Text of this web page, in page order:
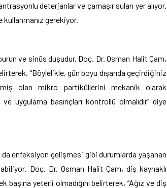
deterjanlar ve çamaşır suları yer alıyor.
gerekiyor.
ve sinüs duşudur. Doç. Dr. Osman Halit Çam,
“Böylelikle, gün boyu dışarıda geçirdiğiniz
olan mikro partiküllerini mekanik olarak
uygulama basınçları kontrollü olmalıdır” diye
enfeksiyon gelişmesi gibi durumlarda yaşanan
Doç. Dr. Osman Halit Çam, diş kaynaklı
yeterli olmadığını belirterek, “Ağız ve diş